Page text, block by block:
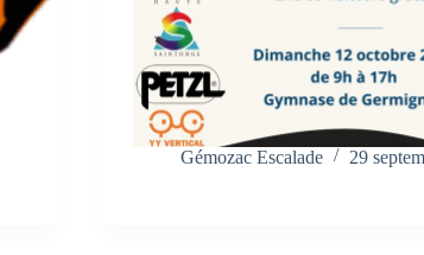
Gémozac Escalade 29